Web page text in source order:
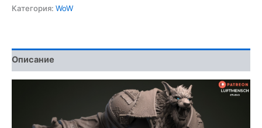
Greymane
Категория: WoW
Описание